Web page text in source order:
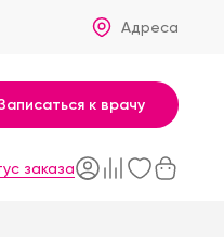
Адреса
к врачу
заказа